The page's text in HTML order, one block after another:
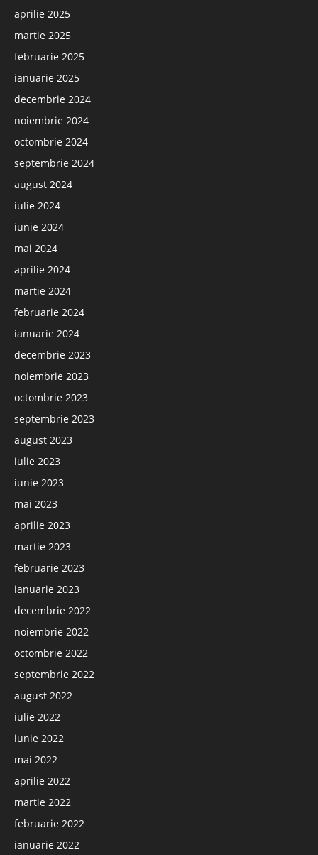
aprilie 2025
martie 2025
februarie 2025
ianuarie 2025
decembrie 2024
noiembrie 2024
octombrie 2024
septembrie 2024
august 2024
iulie 2024
iunie 2024
mai 2024
aprilie 2024
martie 2024
februarie 2024
ianuarie 2024
decembrie 2023
noiembrie 2023
octombrie 2023
septembrie 2023
august 2023
iulie 2023
iunie 2023
mai 2023
aprilie 2023
martie 2023
februarie 2023
ianuarie 2023
decembrie 2022
noiembrie 2022
octombrie 2022
septembrie 2022
august 2022
iulie 2022
iunie 2022
mai 2022
aprilie 2022
martie 2022
februarie 2022
ianuarie 2022